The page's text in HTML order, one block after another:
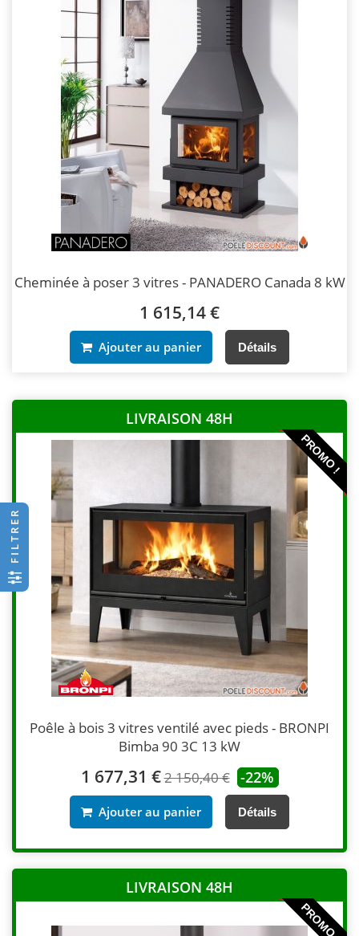
Cheminée à poser 3 vitres - PANADERO Canada 8 kW
1 615,14 €
Ajouter au panier Détails
LIVRAISON 48H
PROMO !
Poêle à bois 3 vitres ventilé avec pieds - BRONPI
Bimba 90 3C 13 kW
1 677,31 €2 150,40 € -22%
Ajouter au panier Détails
LIVRAISON 48H
PROMO !
FILTRER